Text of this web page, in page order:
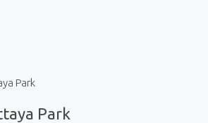
Park
Park